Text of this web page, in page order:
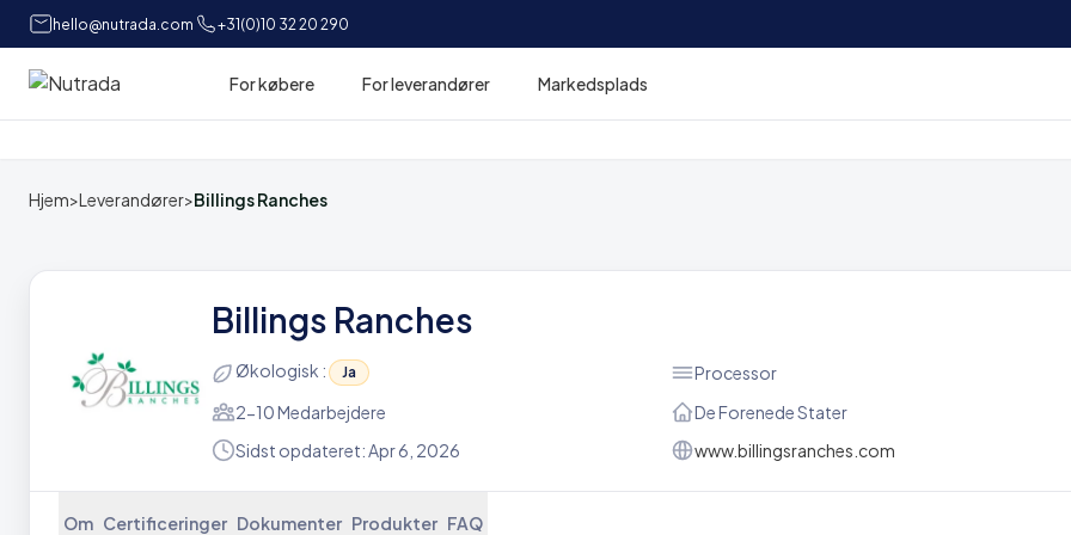
hello@nutrada.com +31(0)10 32 20 290
Hjem For købere For leverandører Markedsplads
Hjem>Leverandører>Billings Ranches
Billings Ranches
Økologisk : Ja
Processor
2-10 Medarbejdere
De Forenede Stater
Sidst opdateret: Apr 6, 2026
www.billingsranches.com
Om Certificeringer Dokumenter Produkter FAQ